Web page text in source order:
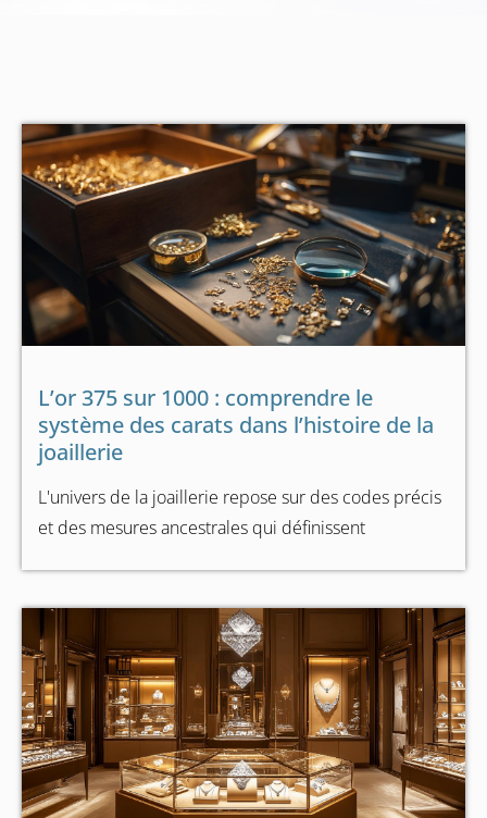
L’or 375 sur 1000 : comprendre le
système des carats dans l’histoire de la
joaillerie
L'univers de la joaillerie repose sur des codes précis
et des mesures ancestrales qui définissent